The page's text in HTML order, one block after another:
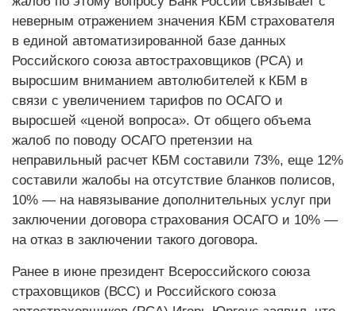
неверным отражением значения КБМ страхователя
в единой автоматизированной базе данных
Российского союза автостраховщиков (РСА) и
выросшим вниманием автолюбителей к КБМ в
связи с увеличением тарифов по ОСАГО и
выросшей «ценой вопроса». От общего объема
жалоб по поводу ОСАГО претензии на
неправильный расчет КБМ составили 73%, еще 12%
составили жалобы на отсутствие бланков полисов,
10% — на навязывание дополнительных услуг при
заключении договора страхования ОСАГО и 10% —
на отказ в заключении такого договора.
Ранее в июне президент Всероссийского союза
страховщиков (ВСС) и Российского союза